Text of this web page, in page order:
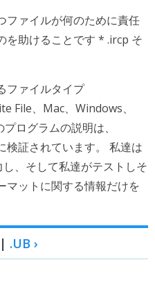
ファイルが何のために責任
を助けることです * .ircp そ
ファイルタイプ
File、Mac、Windows、
ログラムの説明は、
検証されています。 私達は
、そして私達がテストしそ
マットに関する情報だけを
| .UB ›